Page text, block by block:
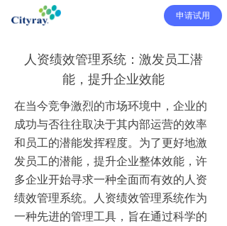
申请试用
人资绩效管理系统：激发员工潜
能，提升企业效能
在当今竞争激烈的市场环境中，企业的
成功与否往往取决于其内部运营的效率
和员工的潜能发挥程度。为了更好地激
发员工的潜能，提升企业整体效能，许
多企业开始寻求一种全面而有效的人资
绩效管理系统。人资绩效管理系统作为
一种先进的管理工具，旨在通过科学的